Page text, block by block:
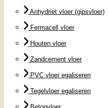
Anhydriet vloer (gipsvloer)
Fermacell vloer
Houten vloer
Zandcement vloer
PVC vloer egaliseren
Tegelvloer egaliseren